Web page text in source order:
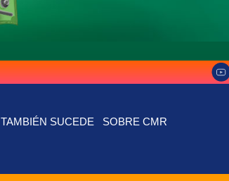
TAMBIÉN SUCEDE SOBRE CMR